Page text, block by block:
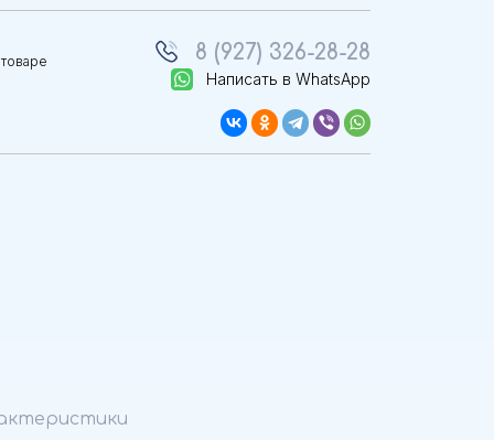
8 (927) 326-28-28
Написать в WhatsApp